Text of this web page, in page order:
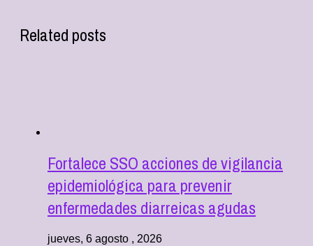
Related posts
Fortalece SSO acciones de vigilancia
epidemiológica para prevenir
enfermedades diarreicas agudas
jueves, 6 agosto , 2026